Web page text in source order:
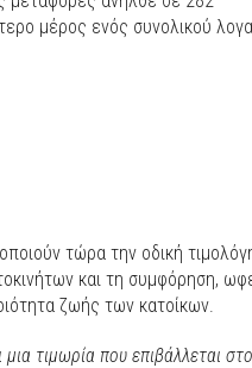
μέρος ενός συνολικού
τώρα την οδική
και τη συμφόρηση,
ζωής των κατοίκων.
τιμωρία που επιβάλλεται